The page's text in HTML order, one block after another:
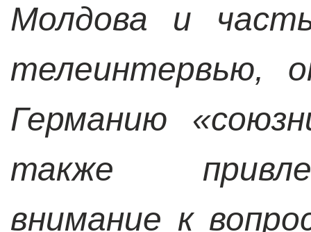
Молдова и
телеинтервью,
Германию
также
внимание к